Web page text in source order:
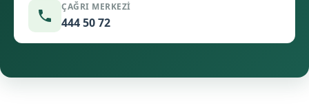
ÇAĞRI MERKEZI
444 50 72